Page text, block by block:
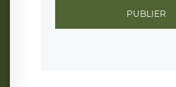
protection conformes au RGPD
sont conservées jusqu’à ce que
PUBLIER